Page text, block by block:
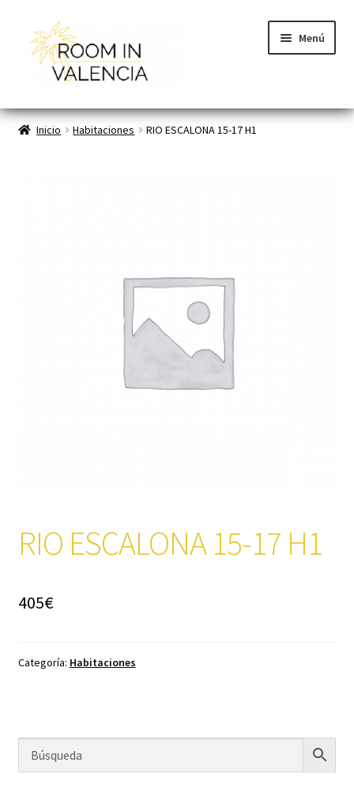
Menú
Inicio
Inicio Habitaciones RIO ESCALONA 15-17 H1
RIO ESCALONA 15-17 H1
405€
Categoría: Habitaciones